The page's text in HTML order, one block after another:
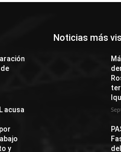
acusa
y
Noticias más